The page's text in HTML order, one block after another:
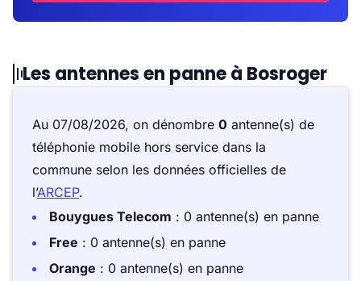
Les antennes en panne à Bosroger
Au 07/08/2026, on dénombre 0 antenne(s) de
téléphonie mobile hors service dans la
commune selon les données officielles de
l’ARCEP.
Bouygues Telecom : 0 antenne(s) en panne
Free : 0 antenne(s) en panne
Orange : 0 antenne(s) en panne